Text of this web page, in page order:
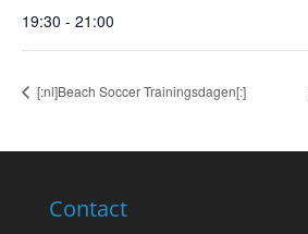
19:30 - 21:00
[:nl]Beach Soccer Trainingsdagen[:]
Contact